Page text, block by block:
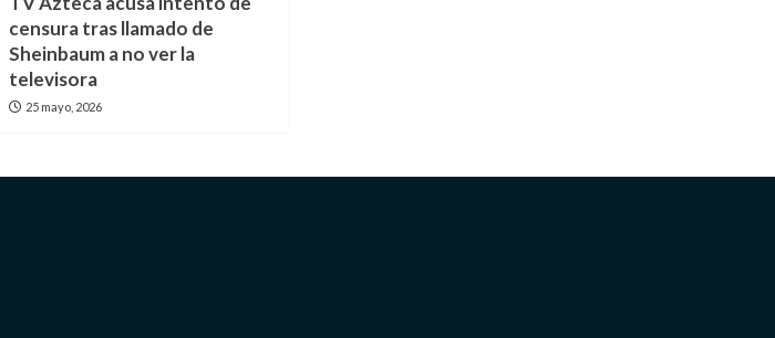
censura tras llamado de
Sheinbaum a no ver la
televisora
25 mayo, 2026